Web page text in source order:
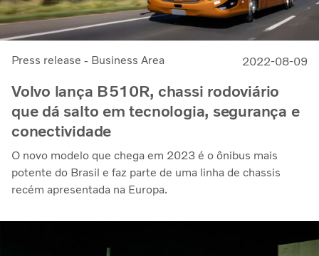
Press release - Business Area 2022-08-09
Volvo lança B510R, chassi rodoviário
que dá salto em tecnologia, segurança e
conectividade
O novo modelo que chega em 2023 é o ônibus mais
potente do Brasil e faz parte de uma linha de chassis
recém apresentada na Europa.